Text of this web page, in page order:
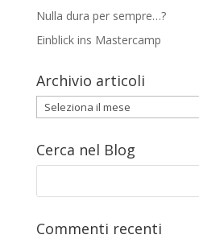
Nulla dura per sempre…?
Einblick ins Mastercamp
Archivio articoli
Archivio
articoli
Cerca nel Blog
Commenti recenti